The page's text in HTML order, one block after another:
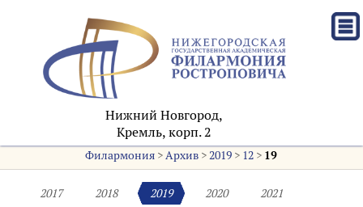
Нижний Новгород,
Кремль, корп. 2
Филармония >Архив >2019 > 12 > 19
2017 2018 2019 2020
2021